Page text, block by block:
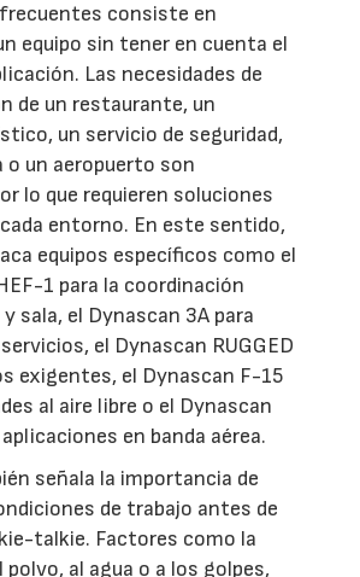
consiste en
equipo sin tener en cuenta el
Las necesidades de
de un restaurante, un
un servicio de seguridad,
o un aeropuerto son
lo que requieren soluciones
entorno. En este sentido,
equipos específicos como el
1 para la coordinación
sala, el Dynascan 3A para
el Dynascan RUGGED
exigentes, el Dynascan F-15
al aire libre o el Dynascan
en banda aérea.
señala la importancia de
de trabajo antes de
talkie. Factores como la
al agua o a los golpes,